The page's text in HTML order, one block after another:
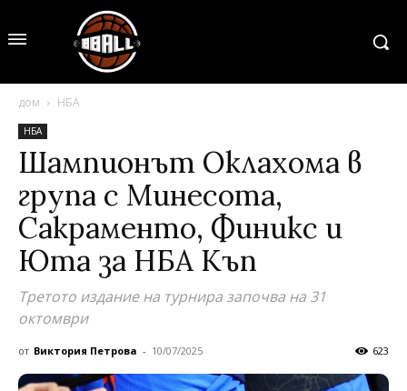
дом НБА
НБА
Шампионът Оклахома в
група с Минесота,
Сакраменто, Финикс и
Юта за НБА Къп
Третото издание на турнира започва на 31
октомври
от Виктория Петрова - 10/07/2025 623